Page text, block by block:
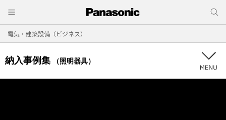
電気・建築設備（ビジネス）
納入事例集 （照明器具）